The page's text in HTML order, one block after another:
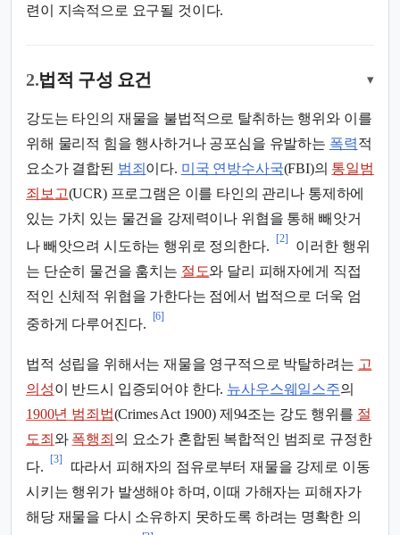
련이 지속적으로 요구될 것이다.
2.법적 구성 요건 ▾
강도는 타인의 재물을 불법적으로 탈취하는 행위와 이를
위해 물리적 힘을 행사하거나 공포심을 유발하는 폭력적
요소가 결합된 범죄 이다. 미국 연방수사국(FBI)의 통일범
죄보고(UCR) 프로그램은 이를 타인의 관리나 통제하에
있는 가치 있는 물건을 강제력이나 위협을 통해 빼앗거
나 빼앗으려 시도하는 행위로 정의한다.
[2]
이러한 행위
는 단순히 물건을 훔치는 절도와 달리 피해자에게 직접
적인 신체적 위협을 가한다는 점에서 법적으로 더욱 엄
중하게 다루어진다.
[6]
법적 성립을 위해서는 재물을 영구적으로 박탈하려는 고
의성이 반드시 입증되어야 한다. 뉴사우스웨일스주의
1900년 범죄법(Crimes Act 1900) 제94조는 강도 행위를 절
도죄 와 폭행죄 의 요소가 혼합된 복합적인 범죄로 규정한
다.
[3]
따라서 피해자의 점유로부터 재물을 강제로 이동
시키는 행위가 발생해야 하며, 이때 가해자는 피해자가
해당 재물을 다시 소유하지 못하도록 하려는 명확한 의